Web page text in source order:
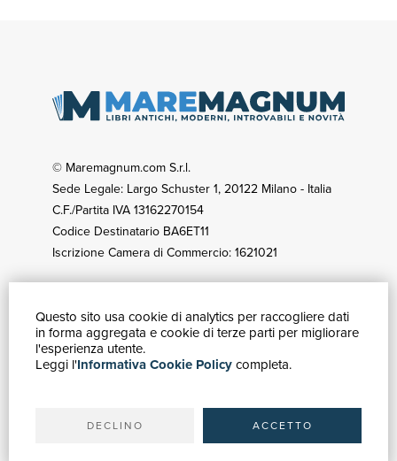
Questo sito usa cookie di analytics per raccogliere dati
in forma aggregata e cookie di terze parti per migliorare
l'esperienza utente.
Leggi l'Informativa Cookie Policycompleta.
DECLINO ACCETTO
© Maremagnum.com S.r.l.
Sede Legale: Largo Schuster 1, 20122 Milano - Italia
C.F./Partita IVA 13162270154
Codice Destinatario BA6ET11
Iscrizione Camera di Commercio: 1621021
GUIDA ACQUISTI
Catalogo
Ricerca avanzata
Spedizioni